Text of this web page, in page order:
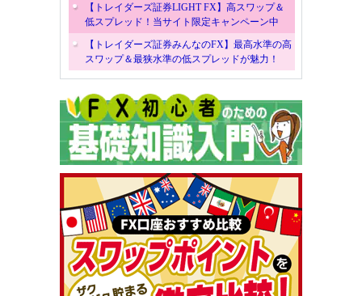
【トレイダーズ証券LIGHT FX】高スワップ＆
低スプレッド！当サイト限定キャンペーン中
【トレイダーズ証券みんなのFX】最高水準の高
スワップ＆最狭水準の低スプレッドが魅力！